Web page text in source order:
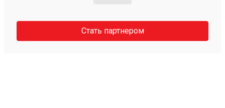
Стать партнером